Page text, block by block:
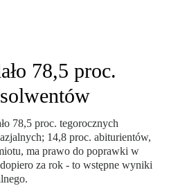
78,5 proc.
78,5 proc. tegorocznych
14,8 proc. abiturientów,
ma prawo do poprawki w
za rok - to wstępne wyniki